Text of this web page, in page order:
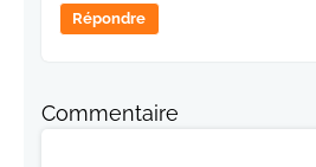
Répondre
Commentaire